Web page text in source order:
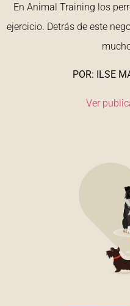
En Animal Training los
ejercicio. Detrás de este
POR: ILSE
Ver